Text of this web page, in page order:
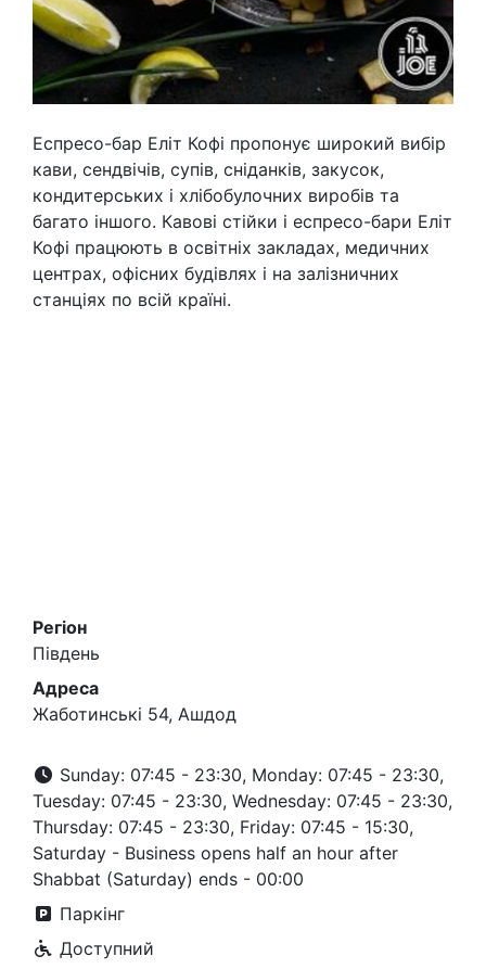
Еспресо-бар Еліт Кофі пропонує широкий вибір
кави, сендвічів, супів, сніданків, закусок,
кондитерських і хлібобулочних виробів та
багато іншого. Кавові стійки і еспресо-бари Еліт
Кофі працюють в освітніх закладах, медичних
центрах, офісних будівлях і на залізничних
станціях по всій країні.
Регіон
Південь
Адреса
Жаботинські 54, Ашдод
Sunday: 07:45 - 23:30, Monday: 07:45 - 23:30,
Tuesday: 07:45 - 23:30, Wednesday: 07:45 - 23:30,
Thursday: 07:45 - 23:30, Friday: 07:45 - 15:30,
Saturday - Business opens half an hour after
Shabbat (Saturday) ends - 00:00
Паркінг
Доступний